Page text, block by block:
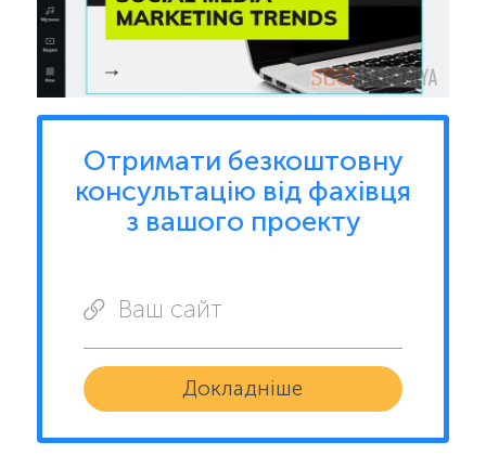
Отримати безкоштовну
консультацію від фахівця
з вашого проекту
Ваш сайт
Докладніше